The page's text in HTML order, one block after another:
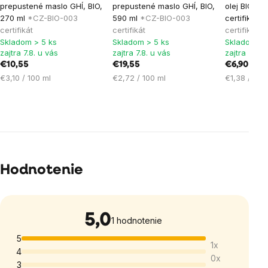
prepustené maslo GHÍ, BIO,
270 ml *CZ-BIO-003
certifikát
produktu
je
5,0
z
Skladom > 5 ks
zajtra 7.8. u vás
€10,55
Jednotková
€3,10 / 100 ml
prepustené maslo GHÍ, BIO,
590 ml *CZ-BIO-003
certifikát
produktu
je
5,0
z
Skladom > 5 ks
zajtra 7.8. u vás
€19,55
Jednotková
€2,72 / 100 ml
olej BIO,
certifikát
certifikát
produktu
je
5,0
z
Skladom >
zajtra 7.8.
€6,90
Jednotková
€1,38 / 100
Hodnotenie
5,0Priemerné
hodnotenie
produktu
je
1 hodnotenie
5
1x
4
0x
3